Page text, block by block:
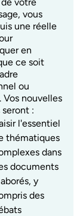
vous
une réelle
en
ce soit
ou
Vos nouvelles
:
l'essentiel
thématiques
dans
documents
y
des